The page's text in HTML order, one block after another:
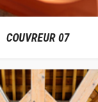
COUVREUR 07